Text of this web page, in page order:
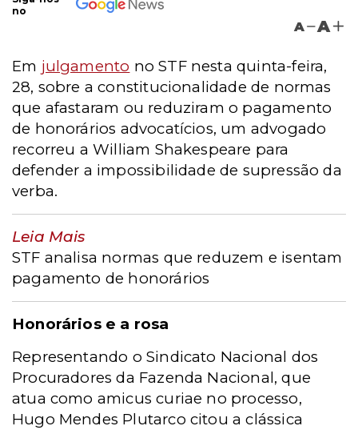
no
A A
Em julgamento no STF nesta quinta-feira,
28, sobre a constitucionalidade de normas
que afastaram ou reduziram o pagamento
de honorários advocatícios, um advogado
recorreu a William Shakespeare para
defender a impossibilidade de supressão da
verba.
Leia Mais
STF analisa normas que reduzem e isentam
pagamento de honorários
Honorários e a rosa
Representando o Sindicato Nacional dos
Procuradores da Fazenda Nacional, que
atua como amicus curiae no processo,
Hugo Mendes Plutarco citou a clássica